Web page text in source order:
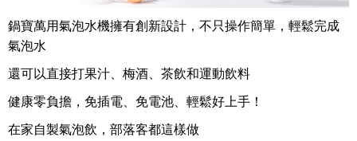
鍋寶萬用氣泡水機擁有創新設計，不只操作簡單，輕鬆完成
氣泡水
還可以直接打果汁、梅酒、茶飲和運動飲料
健康零負擔，免插電、免電池、輕鬆好上手！
在家自製氣泡飲，部落客都這樣做